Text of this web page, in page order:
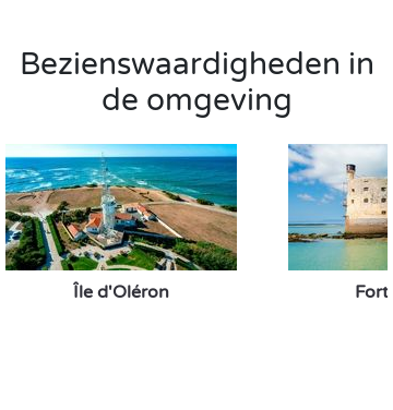
Bezienswaardigheden in
de omgeving
Île d'Oléron Fort